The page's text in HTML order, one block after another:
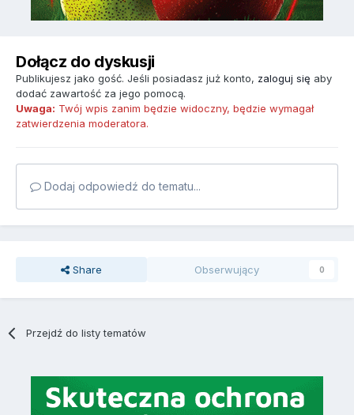
Dołącz do dyskusji
Publikujesz jako gość. Jeśli posiadasz już konto, zaloguj się aby
dodać zawartość za jego pomocą.
Uwaga: Twój wpis zanim będzie widoczny, będzie wymagał
zatwierdzenia moderatora.
Dodaj odpowiedź do tematu...
Share Obserwujący 0
Przejdź do listy tematów